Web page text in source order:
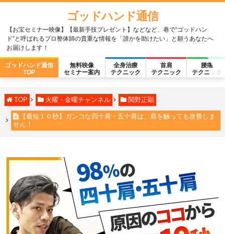
ゴッドハンド通信
【お宝セミナー映像】【最新手技プレゼント】などなど、巷で“ゴッドハン
ド”と呼ばれるプロ整体師の貴重な情報を「誰かを助けたい」と願うあなたへ
お届けします！
ゴッドハンド通信
TOP
無料映像
セミナー案内
全身治療
テクニック
首肩
テクニック
腰痛
テクニック
TOP 火曜・金曜チャンネル 関野正顕
【最短１０秒】ガンコな四十肩・五十肩は、肩を触っても改善しま
せん！